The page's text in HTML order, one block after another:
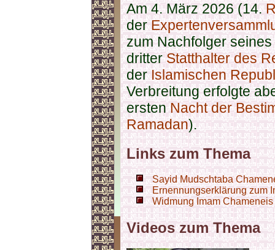
Am 4. März 2026 (14.
der
zum Nachfolger
dritterStatthalter des
derIslamischen
Verbreitung erfolgte
erstenNacht der
Ramadan).
Links zum Thema
Sayid Mudschtaba
Ernennungserklärung zum
Widmung Imam
Videos zum Thema